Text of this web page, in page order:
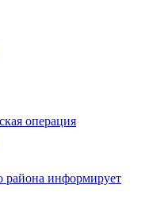
операция
района информирует